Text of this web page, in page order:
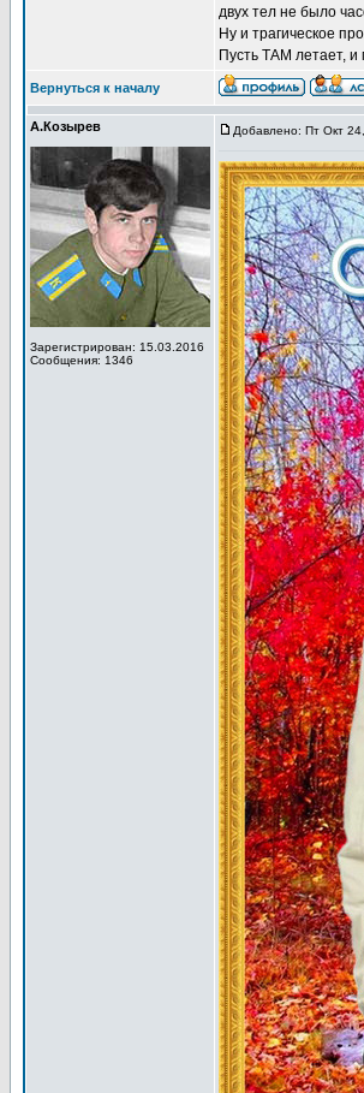
двух тел не было
Ну и трагическое
Пусть ТАМ летает, и
Вернуться к началу
А.Козырев
Зарегистрирован: 15.03.2016
Сообщения: 1346
Добавлено: Пт Окт